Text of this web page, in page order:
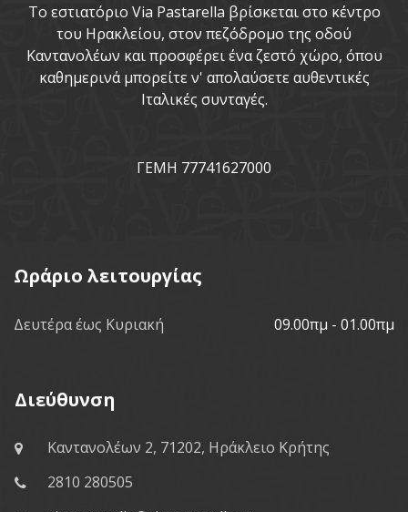
To εστιατόριο Via Pastarella βρίσκεται στο κέντρο
του Ηρακλείου, στον πεζόδρομο της οδού
Καντανολέων και προσφέρει ένα ζεστό χώρο, όπου
καθημερινά μπορείτε ν' απολαύσετε αυθεντικές
Ιταλικές συνταγές.
ΓΕΜΗ 77741627000
Ωράριο λειτουργίας
Δευτέρα έως Κυριακή 09.00πμ - 01.00πμ
Διεύθυνση
Καντανολέων 2, 71202, Ηράκλειο Κρήτης
2810 280505